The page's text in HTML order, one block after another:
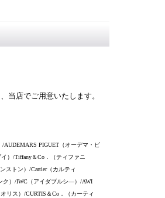
当店でご用意いたします。
PIGUET（オーデマ・ピ
）/Tiffany＆Co．（ティファニ
ストン）/Cartier（カルティ
ク）/IWC（アイダブルシ―）/AWI
リス）/CURTIS＆Co．（カーティ